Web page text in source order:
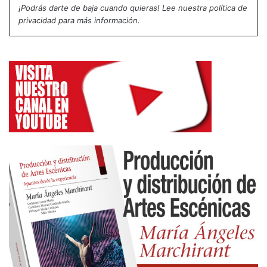
estrenado en Aviñón en 2006. Un tapiz de barro
configurando una obra plástica. Aún tengo grabado
en la memoria el sensual ruidito del barro mojado…
La experiencia estética que vivía el espectador era
sencillamente brutal y uno era transportado a no sé
dónde, pero era muy profundo.
Segunda pareja: Albert Pla y Pascal Comelade. En
esta ocasión, ambos son del mismo gremio,
músicos, y presentaron un espectáculo en un
formato poco común, el de teatro-concierto. Uno
no abrió boca, como es habitual. El otro, en
cambio, no se calló nada. El espectáculo titulado
¡Podrás darte de baja cuando quieras! Lee nuestra política de
privacidad para más información.